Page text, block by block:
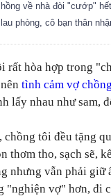
về nhà đòi "cướp"
phòng, cô bạn thân
rất hòa hợp trong
tình cảm vợ chồng
lấy nhau như sam,
chồng tôi đều tặng
thơm tho, sạch sẽ,
nhưng vẫn phải giữ
"nghiện vợ" hơn, đi